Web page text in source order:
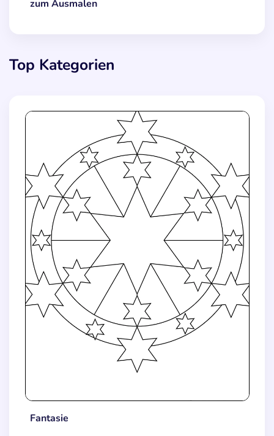
zum Ausmalen
Top Kategorien
Fantasie